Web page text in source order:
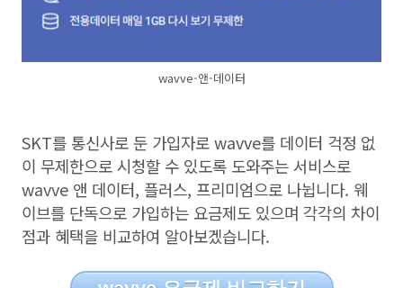
wavve-앤-데이터
SKT를 통신사로 둔 가입자로wavve를 데이터 걱정 없
이 무제한으로 시청할 수 있도록 도와주는 서비스로
wavve 앤 데이터, 플러스, 프리미엄으로 나뉩니다. 웨
이브를 단독으로 가입하는 요금제도 있으며 각각의 차이
점과 혜택을 비교하여 알아보겠습니다.